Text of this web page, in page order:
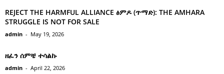
REJECT THE HARMFUL ALLIANCE ፅምዶ (ጥማድ): THE AMHARA
STRUGGLE IS NOT FOR SALE
admin - May 19, 2026
ዘፈን ሰምቼ ተሳልኩ
admin - April 22, 2026